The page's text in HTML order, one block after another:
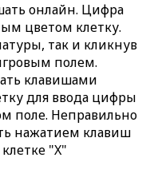
онлайн. Цифра
цветом клетку.
так и кликнув
полем.
клавишами
для ввода цифры
поле. Неправильно
нажатием клавиш
"X"